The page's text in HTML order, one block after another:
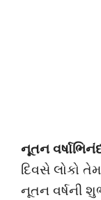
નૂતન
દિવસે લોકો
નૂતન વર્ષની